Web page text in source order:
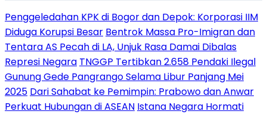
Penggeledahan KPK di Bogor dan Depok: Korporasi IIM
Diduga Korupsi Besar Bentrok Massa Pro-Imigran dan
Tentara AS Pecah di LA, Unjuk Rasa Damai Dibalas
Represi Negara TNGGP Tertibkan 2.658 Pendaki Ilegal
Gunung Gede Pangrango Selama Libur Panjang Mei
2025 Dari Sahabat ke Pemimpin: Prabowo dan Anwar
Perkuat Hubungan di ASEAN Istana Negara Hormati